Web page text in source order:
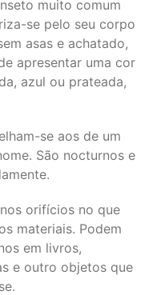
muito comum
se pelo seu corpo
asas e achatado,
apresentar uma cor
azul ou prateada,
se aos de um
São nocturnos e
orifícios no que
materiais. Podem
em livros,
e outro objetos que